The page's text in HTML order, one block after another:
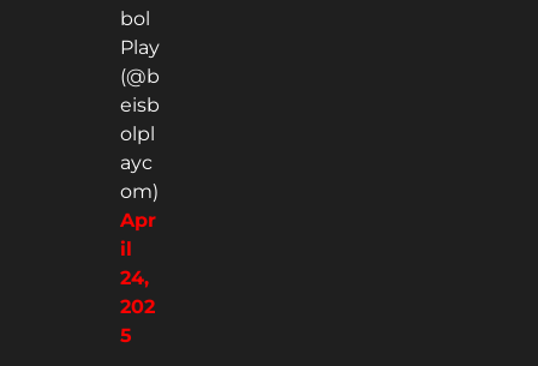
bol
Play
(@b
eisb
olpl
ayc
om)
Apr
il
24,
202
5